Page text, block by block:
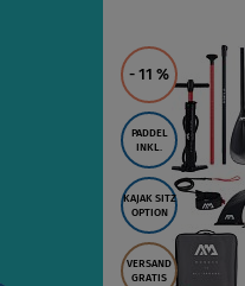
- 11 %
PADDEL
INKL.
KAJAK SITZ
OPTION
VERSAND
GRATIS